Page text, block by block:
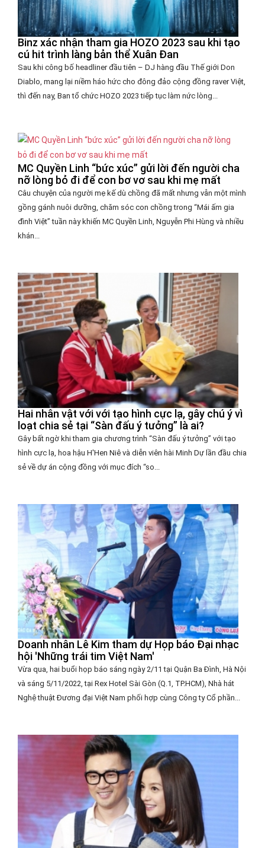
Binz xác nhận tham gia HOZO 2023 sau khi tạo
cú hit trình làng bản thể Xuân Đan
Sau khi công bố headliner đầu tiên – DJ hàng đầu Thế giới Don
Diablo, mang lại niềm háo hức cho đông đảo cộng đồng raver Việt,
thì đến nay, Ban tổ chức HOZO 2023 tiếp tục làm nức lòng...
MC Quyền Linh “bức xúc” gửi lời đến người cha
nỡ lòng bỏ đi để con bơ vơ sau khi mẹ mất
Câu chuyện của người mẹ kế dù chồng đã mất nhưng vẫn một mình
gồng gánh nuôi dưỡng, chăm sóc con chồng trong “Mái ấm gia
đình Việt” tuần này khiến MC Quyền Linh, Nguyễn Phi Hùng và nhiều
khán...
Hai nhân vật với với tạo hình cực lạ, gây chú ý vì
loạt chia sẻ tại “Sàn đấu ý tưởng” là ai?
Gây bất ngờ khi tham gia chương trình “Sàn đấu ý tưởng” với tạo
hình cực lạ, hoa hậu H'Hen Niê và diễn viên hài Minh Dự lần đầu chia
sẻ về dự án cộng đồng với mục đích “so...
Doanh nhân Lê Kim tham dự Họp báo Đại nhạc
hội 'Những trái tim Việt Nam'
Vừa qua, hai buổi họp báo sáng ngày 2/11 tại Quận Ba Đình, Hà Nội
và sáng 5/11/2022, tại Rex Hotel Sài Gòn (Q.1, TP.HCM), Nhà hát
Nghệ thuật Đương đại Việt Nam phối hợp cùng Công ty Cổ phần...